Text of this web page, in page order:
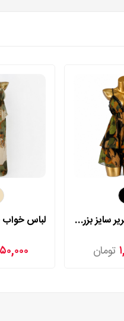
لباس خواب حریر سایز بزرگ لورنزا مدل 27982
تومان